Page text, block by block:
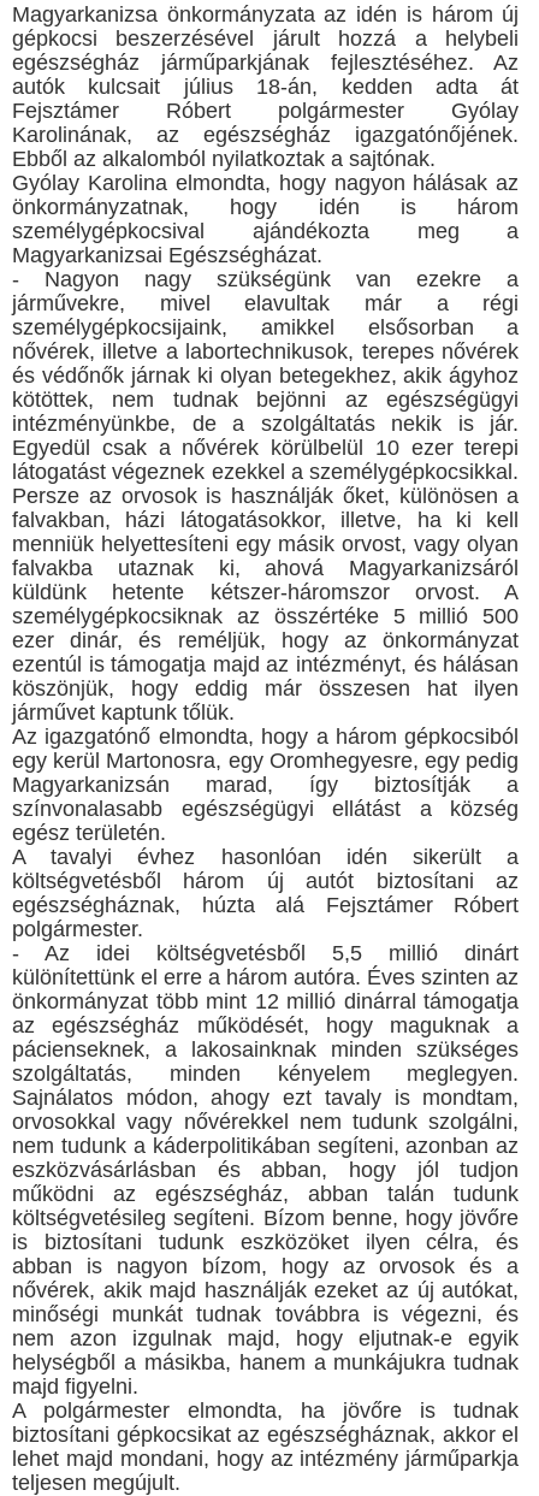
Magyarkanizsa önkormányzata az idén is három új
gépkocsi beszerzésével járult hozzá a helybeli
egészségház járműparkjának fejlesztéséhez. Az
autók kulcsait július 18-án, kedden adta át
Fejsztámer Róbert polgármester Gyólay
Karolinának, az egészségház igazgatónőjének.
Ebből az alkalomból nyilatkoztak a sajtónak.
Gyólay Karolina elmondta, hogy nagyon hálásak az
önkormányzatnak, hogy idén is három
személygépkocsival ajándékozta meg a
Magyarkanizsai Egészségházat.
- Nagyon nagy szükségünk van ezekre a
járművekre, mivel elavultak már a régi
személygépkocsijaink, amikkel elsősorban a
nővérek, illetve a labortechnikusok, terepes nővérek
és védőnők járnak ki olyan betegekhez, akik ágyhoz
kötöttek, nem tudnak bejönni az egészségügyi
intézményünkbe, de a szolgáltatás nekik is jár.
Egyedül csak a nővérek körülbelül 10 ezer terepi
látogatást végeznek ezekkel a személygépkocsikkal.
Persze az orvosok is használják őket, különösen a
falvakban, házi látogatásokkor, illetve, ha ki kell
menniük helyettesíteni egy másik orvost, vagy olyan
falvakba utaznak ki, ahová Magyarkanizsáról
küldünk hetente kétszer-háromszor orvost. A
személygépkocsiknak az összértéke 5 millió 500
ezer dinár, és reméljük, hogy az önkormányzat
ezentúl is támogatja majd az intézményt, és hálásan
köszönjük, hogy eddig már összesen hat ilyen
járművet kaptunk tőlük.
Az igazgatónő elmondta, hogy a három gépkocsiból
egy kerül Martonosra, egy Oromhegyesre, egy pedig
Magyarkanizsán marad, így biztosítják a
színvonalasabb egészségügyi ellátást a község
egész területén.
A tavalyi évhez hasonlóan idén sikerült a
költségvetésből három új autót biztosítani az
egészségháznak, húzta alá Fejsztámer Róbert
polgármester.
- Az idei költségvetésből 5,5 millió dinárt
különítettünk el erre a három autóra. Éves szinten az
önkormányzat több mint 12 millió dinárral támogatja
az egészségház működését, hogy maguknak a
pácienseknek, a lakosainknak minden szükséges
szolgáltatás, minden kényelem meglegyen.
Sajnálatos módon, ahogy ezt tavaly is mondtam,
orvosokkal vagy nővérekkel nem tudunk szolgálni,
nem tudunk a káderpolitikában segíteni, azonban az
eszközvásárlásban és abban, hogy jól tudjon
működni az egészségház, abban talán tudunk
költségvetésileg segíteni. Bízom benne, hogy jövőre
is biztosítani tudunk eszközöket ilyen célra, és
abban is nagyon bízom, hogy az orvosok és a
nővérek, akik majd használják ezeket az új autókat,
minőségi munkát tudnak továbbra is végezni, és
nem azon izgulnak majd, hogy eljutnak-e egyik
helységből a másikba, hanem a munkájukra tudnak
majd figyelni.
A polgármester elmondta, ha jövőre is tudnak
biztosítani gépkocsikat az egészségháznak, akkor el
lehet majd mondani, hogy az intézmény járműparkja
teljesen megújult.